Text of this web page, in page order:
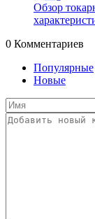
Обзор
0 Комментариев
Популярные
Новые